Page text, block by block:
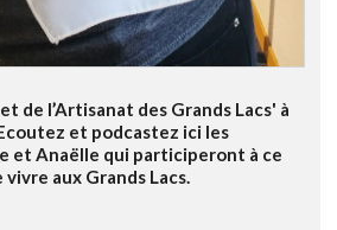
de l’Artisanat des Grands Lacs' à
et podcastez ici les
et Anaëlle qui participeront à ce
aux Grands Lacs.